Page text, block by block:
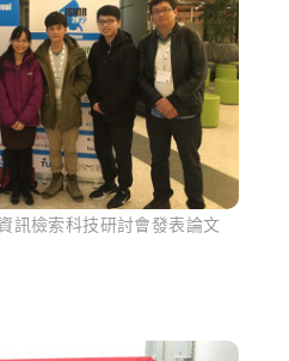
訊檢索科技研討會發表論文